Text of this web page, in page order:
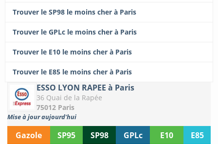
Trouver le SP98 le moins cher à Paris
Trouver le GPLc le moins cher à Paris
Trouver le E10 le moins cher à Paris
Trouver le E85 le moins cher à Paris
ESSO LYON RAPEE à Paris
36 Quai de la Rapée
75012 Paris
Mise à jour aujourd'hui
Gazole SP95 SP98 GPLc E10
E85